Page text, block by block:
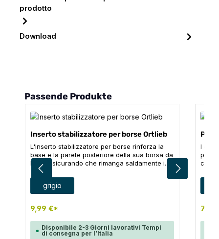
prodotto
Download
Salta la galleria dei prodotti
Passende Produkte
Inserto stabilizzatore per borse Ortlieb
L'inserto stabilizzatore per borse rinforza la
base e la parete posteriore della sua borsa da
bici, assicurando che rimanga saldamente in
piedi quando è parcheggiata. Inoltre,
ammortizza la parte inferiore della borsa, in
modo che la sua attrezzatura non solo sia
imballata in modo impermeabile, ma anche
protetta dagli urti. Il tessuto in nylon di colore
chiaro assicura che lei possa vedere
facilmente il contenuto della borsa, rendendo
facile trovare la sua attrezzatura. Il pratico
Seleziona
Colore
grigio
9,99 €*
Disponibile 2-3 Giorni lavorativi Tempi
di consegna per l’Italia
I due
per i
per
di